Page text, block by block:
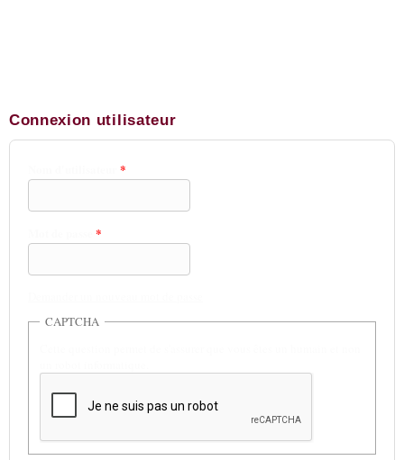
Connexion utilisateur
*
*
CAPTCHA